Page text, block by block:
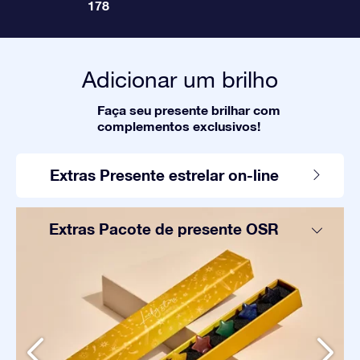
178
Adicionar um brilho
Faça seu presente brilhar com
complementos exclusivos!
Extras Presente estrelar on-line
Extras Pacote de presente OSR